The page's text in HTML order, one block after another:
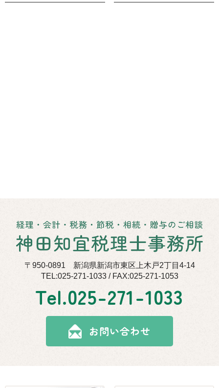
〒950-0891 新潟県新潟市東区上木戸2丁目4-14
TEL:025-271-1033 / FAX:025-271-1053
Tel.025-271-1033
お問い合わせ